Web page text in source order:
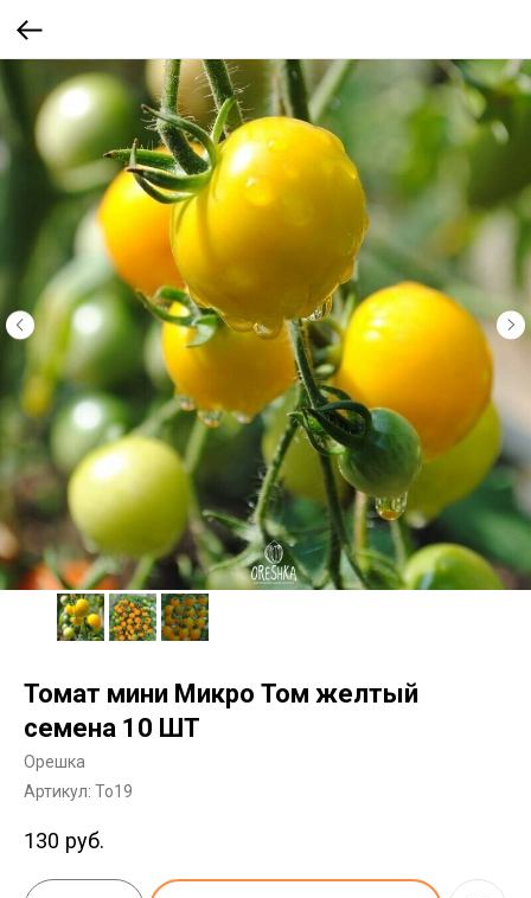
Томат мини Микро Том желтый
семена 10 ШТ
Орешка
Артикул: To19
130 руб.